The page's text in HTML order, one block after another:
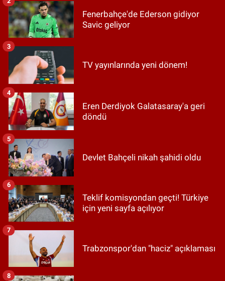
Fenerbahçe'de Ederson gidiyor
Savic geliyor
TV yayınlarında yeni dönem!
3
Eren Derdiyok Galatasaray'a geri
döndü
4
Devlet Bahçeli nikah şahidi oldu
5
Teklif komisyondan geçti! Türkiye
için yeni sayfa açılıyor
6
Trabzonspor'dan "haciz" açıklaması
7
8